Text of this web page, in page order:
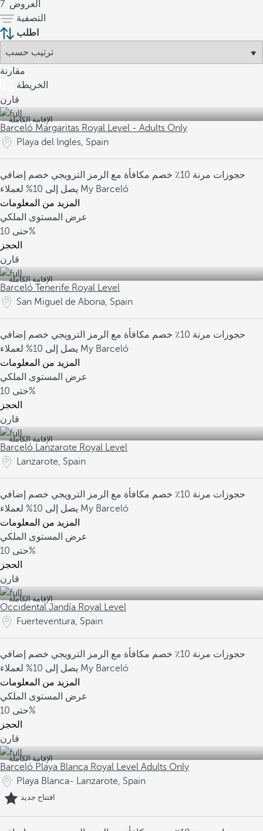
7 العروض
التصفية
اطلب
مقارنة
الخريطة
قارن
الإقامة الكاملة
Barceló Margaritas Royal Level - Adults Only
Playa del Ingles, Spain
حجوزات مرنة 10٪ خصم مكافأة مع الرمز الترويجي
خصم إضافي
يصل إلى 10% لعملاء My Barceló
المزيد من المعلومات
عرض المستوى الملكي
حتى10%
الحجز
قارن
الإقامة الكاملة
Barceló Tenerife Royal Level
San Miguel de Abona, Spain
حجوزات مرنة 10٪ خصم مكافأة مع الرمز الترويجي
خصم إضافي
يصل إلى 10% لعملاء My Barceló
المزيد من المعلومات
عرض المستوى الملكي
حتى10%
الحجز
قارن
الإقامة الكاملة
Barceló Lanzarote Royal Level
Lanzarote, Spain
حجوزات مرنة 10٪ خصم مكافأة مع الرمز الترويجي
خصم إضافي
يصل إلى 10% لعملاء My Barceló
المزيد من المعلومات
عرض المستوى الملكي
حتى10%
الحجز
قارن
الإقامة الكاملة
Occidental Jandía Royal Level
Fuerteventura, Spain
حجوزات مرنة 10٪ خصم مكافأة مع الرمز الترويجي
خصم إضافي
يصل إلى 10% لعملاء My Barceló
المزيد من المعلومات
عرض المستوى الملكي
حتى10%
الحجز
قارن
الإقامة الكاملة
Barceló Playa Blanca Royal Level Adults Only
Playa Blanca- Lanzarote, Spain
افتتاح جديد